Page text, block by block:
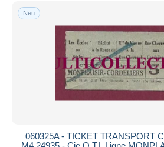
Neu
060325A - TICKET TRANSPORT